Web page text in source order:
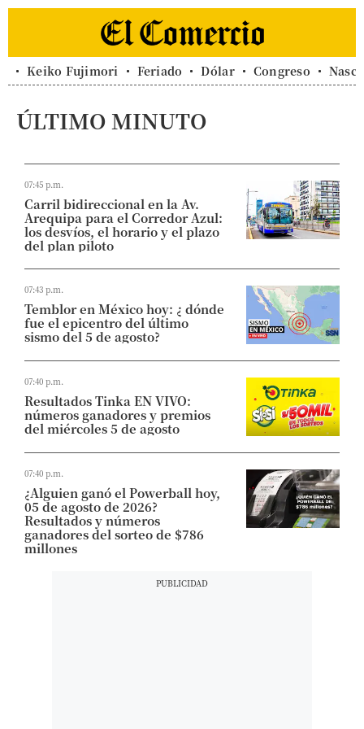
Keiko Fujimori Feriado Dólar Congreso Nasca
ÚLTIMO MINUTO
07:45 p.m.
Carril bidireccional en la Av.
Arequipa para el Corredor Azul:
los desvíos, el horario y el plazo
del plan piloto
07:43 p.m.
Temblor en México hoy: ¿ dónde
fue el epicentro del último
sismo del 5 de agosto?
07:40 p.m.
Resultados Tinka EN VIVO:
números ganadores y premios
del miércoles 5 de agosto
07:40 p.m.
¿Alguien ganó el Powerball hoy,
05 de agosto de 2026?
Resultados y números
ganadores del sorteo de $786
millones